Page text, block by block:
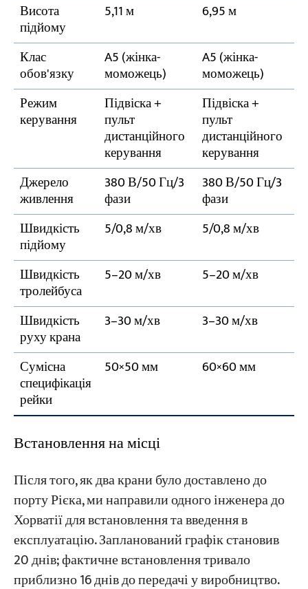
Висота
підйому
5,11 м 6,95 м
Клас
обов'язку
A5 (жінка-
моможець)
A5 (жінка-
моможець)
Режим
керування
Підвіска +
пульт
дистанційного
керування
Підвіска +
пульт
дистанційного
керування
Джерело
живлення
380 В/50 Гц/3
фази
380 В/50 Гц/3
фази
Швидкість
підйому
5/0,8 м/хв 5/0,8 м/хв
Швидкість
тролейбуса
5–20 м/хв 5–20 м/хв
Швидкість
руху крана
3–30 м/хв 3–30 м/хв
Сумісна
специфікація
рейки
50×50 мм 60×60 мм
Встановлення на місці
Після того, як два крани було доставлено до
порту Рієка, ми направили одного інженера до
Хорватії для встановлення та введення в
експлуатацію. Запланований графік становив
20 днів; фактичне встановлення тривало
приблизно 16 днів до передачі у виробництво.